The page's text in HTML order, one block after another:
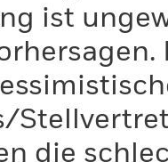
ist
die